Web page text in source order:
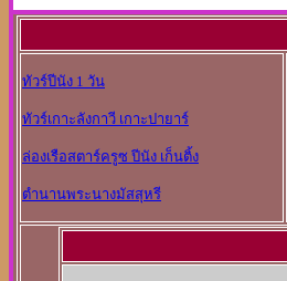
ทัวร์ปีนัง 1 วัน
ทัวร์เกาะลังกาวี เกาะปายาร์
ล่องเรือสตาร์ครูซ ปีนัง เก็นติ้ง
ตำนานพระนางมัสสุหรี